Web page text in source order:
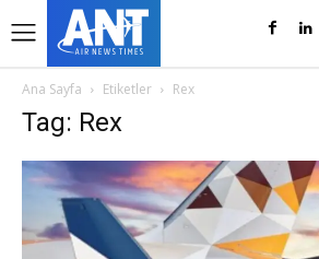
Ana Sayfa Etiketler Rex
Tag: Rex